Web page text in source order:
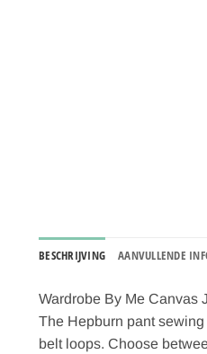
BESCHRIJVING AANVULLENDE
Wardrobe By Me Canvas
The Hepburn pant
belt loops. Choose